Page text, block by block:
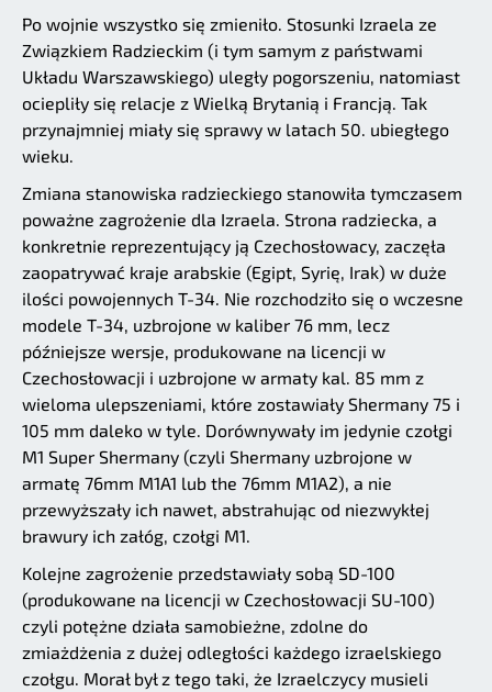
Po wojnie wszystko się zmieniło. Stosunki Izraela ze
Związkiem Radzieckim (i tym samym z państwami
Układu Warszawskiego) uległy pogorszeniu, natomiast
ociepliły się relacje z Wielką Brytanią i Francją. Tak
przynajmniej miały się sprawy w latach 50. ubiegłego
wieku.
Zmiana stanowiska radzieckiego stanowiła tymczasem
poważne zagrożenie dla Izraela. Strona radziecka, a
konkretnie reprezentujący ją Czechosłowacy, zaczęła
zaopatrywać kraje arabskie (Egipt, Syrię, Irak) w duże
ilości powojennych T-34. Nie rozchodziło się o wczesne
modele T-34, uzbrojone w kaliber 76 mm, lecz
późniejsze wersje, produkowane na licencji w
Czechosłowacji i uzbrojone w armaty kal. 85 mm z
wieloma ulepszeniami, które zostawiały Shermany 75 i
105 mm daleko w tyle. Dorównywały im jedynie czołgi
M1 Super Shermany (czyli Shermany uzbrojone w
armatę 76mm M1A1 lub the 76mm M1A2), a nie
przewyższały ich nawet, abstrahując od niezwykłej
brawury ich załóg, czołgi M1.
Kolejne zagrożenie przedstawiały sobą SD-100
(produkowane na licencji w Czechosłowacji SU-100)
czyli potężne działa samobieżne, zdolne do
zmiażdżenia z dużej odległości każdego izraelskiego
czołgu. Morał był z tego taki, że Izraelczycy musieli